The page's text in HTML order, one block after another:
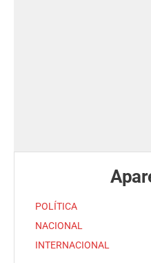
POLÍTICA
NACIONAL
INTERNACIONAL